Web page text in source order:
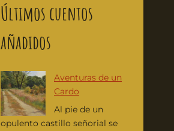
Últimos cuentos
añadidos
Aventuras de un
Cardo
Al pie de un
opulento castillo señorial se